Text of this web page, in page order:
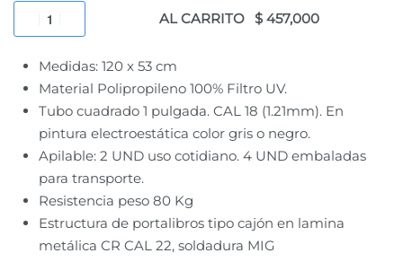
AL CARRITO
Medidas: 120 x 53 cm
Material Polipropileno 100% Filtro UV.
Tubo cuadrado 1 pulgada. CAL 18 (1.21mm). En
pintura electroestática color gris o negro.
Apilable: 2 UND uso cotidiano. 4 UND embaladas
para transporte.
Resistencia peso 80 Kg
Estructura de portalibros tipo cajón en lamina
metálica CR CAL 22, soldadura MIG